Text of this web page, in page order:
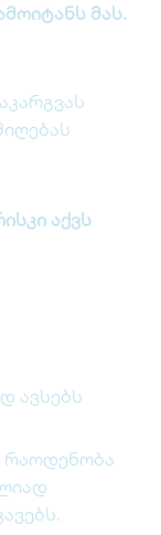
მას.
აქვს
ავსებს
რაოდენობა